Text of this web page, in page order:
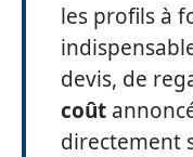
les profils à
devis, de
coût
directement